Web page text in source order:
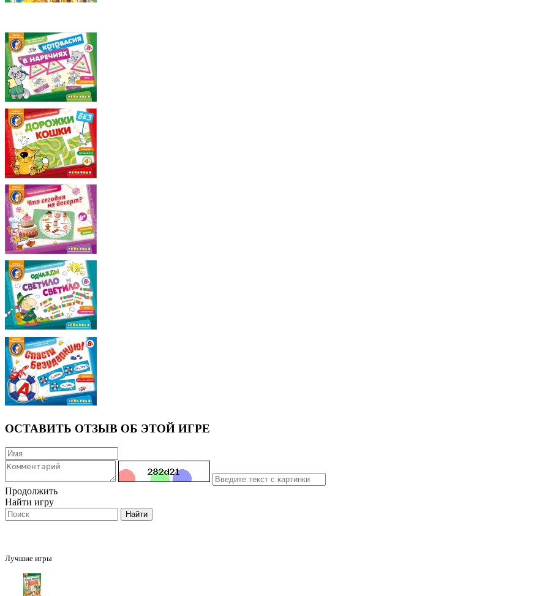
ОСТАВИТЬ ОТЗЫВ ОБ ЭТОЙ ИГРЕ
Продолжить
Найти игру
Лучшие игры